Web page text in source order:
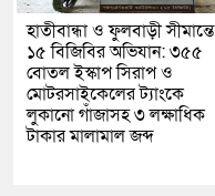
হাতীবান্ধা ও ফুলবাড়ী সীমান্তে
১৫ বিজিবির অভিযান: ৩৫৫
বোতল ইস্কাপ সিরাপ ও
মোটরসাইকেলের ট্যাংকে
লুকানো গাঁজাসহ ৩ লক্ষাধিক
টাকার মালামাল জব্দ